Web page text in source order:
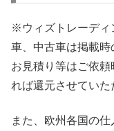
※ウィズトレーディ
車、中古車は掲載時
お見積り等はご依
れば還元させていた
また、欧州各国の